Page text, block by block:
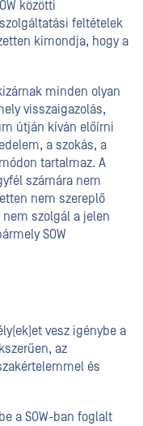
közötti
feltételek
kimondja, hogy a
minden olyan
visszaigazolás,
útján kíván előírni
a szokás, a
tartalmaz. A
számára nem
nem szereplő
szolgál a jelen
SOW
vesz igénybe a
az
és
a SOW-ban foglalt